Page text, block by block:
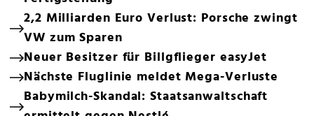
2,2 Milliarden Euro Verlust: Porsche zwingt
VW zum Sparen
Neuer Besitzer für Billgflieger easyJet
Nächste Fluglinie meldet Mega-Verluste
Babymilch-Skandal: Staatsanwaltschaft